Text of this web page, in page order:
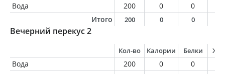
Вода 200 0 0
Итого
200 0 0
Вечерний перекус 2
Кол-во Калории Белки
Вода 200 0 0